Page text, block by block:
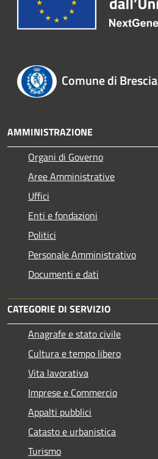
Comune di Brescia
AMMINISTRAZIONE
Organi di Governo
Aree Amministrative
Uffici
Enti e fondazioni
Politici
Personale Amministrativo
Documenti e dati
CATEGORIE DI SERVIZIO
Anagrafe e stato civile
Cultura e tempo libero
Vita lavorativa
Imprese e Commercio
Appalti pubblici
Catasto e urbanistica
Turismo